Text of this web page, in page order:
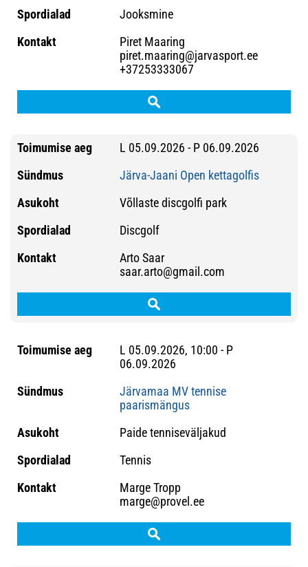
Jooksmine
Piret Maaring
piret.maaring@jarvasport.ee
+37253333067
L 05.09.2026 - P 06.09.2026
Järva-Jaani Open kettagolfis
Võllaste discgolfi park
Discgolf
Arto Saar
saar.arto@gmail.com
L 05.09.2026, 10:00 - P
06.09.2026
Järvamaa MV tennise
paarismängus
Paide tenniseväljakud
Tennis
Marge Tropp
marge@provel.ee